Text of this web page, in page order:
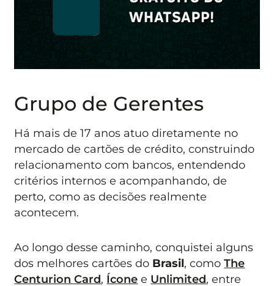
Grupo de Gerentes
Há mais de 17 anos atuo diretamente no
mercado de cartões de crédito, construindo
relacionamento com bancos, entendendo
critérios internos e acompanhando, de
perto, como as decisões realmente
acontecem.
Ao longo desse caminho, conquistei alguns
dos melhores cartões do Brasil, comoThe
Centurion Card, Ícone e Unlimited, entre